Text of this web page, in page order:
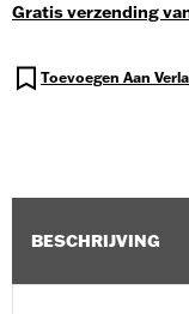
Gratis verzending
Toevoegen Aan
BESCHRIJVING